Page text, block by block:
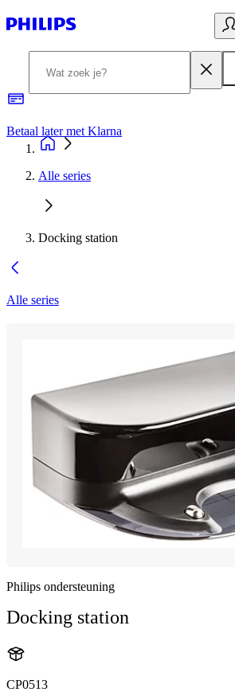
Betaal later met Klarna
Alle series
Docking station
Alle series
Philips ondersteuning
Docking station
CP0513